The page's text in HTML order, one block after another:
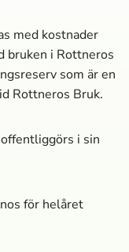
med kostnader
bruken i Rottneros
som är en
Rottneros Bruk.
i sin
för helåret